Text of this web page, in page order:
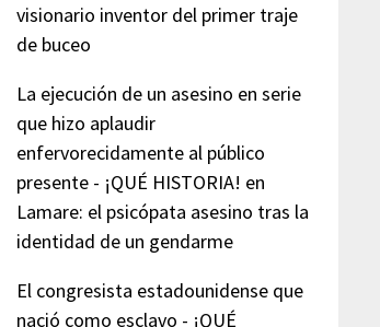
visionario inventor del primer traje
de buceo
La ejecución de un asesino en serie
que hizo aplaudir
enfervorecidamente al público
presente - ¡QUÉ HISTORIA! en
Lamare: el psicópata asesino tras la
identidad de un gendarme
El congresista estadounidense que
nació como esclavo - ¡QUÉ